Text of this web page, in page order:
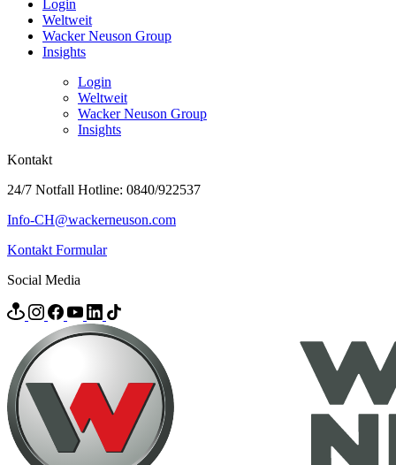
Login
Weltweit
Wacker Neuson Group
Insights
Login
Weltweit
Wacker Neuson Group
Insights
Kontakt
24/7 Notfall Hotline: 0840/922537
Info-CH@wackerneuson.com
Kontakt Formular
Social Media